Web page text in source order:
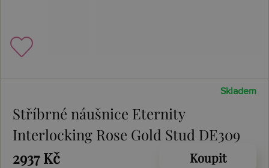
Skladem
Stříbrné náušnice Eternity
Interlocking Rose Gold Stud DE309
2937 Kč
Koupit